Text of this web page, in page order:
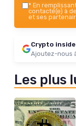
* En
contacté(e) à
et ses
Crypto
Ajoutez-nous
Les plus